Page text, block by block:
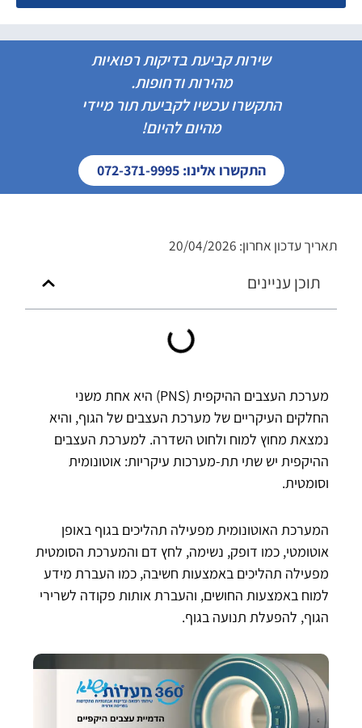
שירות קביעת בדיקות רפואיות
מהירות ודחופות.
התקשרו עכשיו לקביעת תור מיידי
מהיום להיום!
התקשרו אלינו: 072-371-9995
תאריך עדכון אחרון: 20/04/2026
תוכן עניינים
מערכת העצבים ההיקפית (PNS) היא אחת משני
החלקים העיקריים של מערכת העצבים של הגוף, והיא
נמצאת מחוץ למוח ולחוט השדרה. למערכת העצבים
ההיקפית יש שתי תת-מערכות עיקריות: אוטונומית
וסומטית.
המערכת האוטונומית מפעילה תהליכים בגוף באופן
אוטומטי, כמו דופק, נשימה, לחץ דם והמערכת הסומטית
מפעילה תהליכים באמצעות חשיבה, כמו העברת מידע
למוח באמצעות החושים, והעברת אותות פקודה לשרירי
הגוף, להפעלת תנועה בגוף.